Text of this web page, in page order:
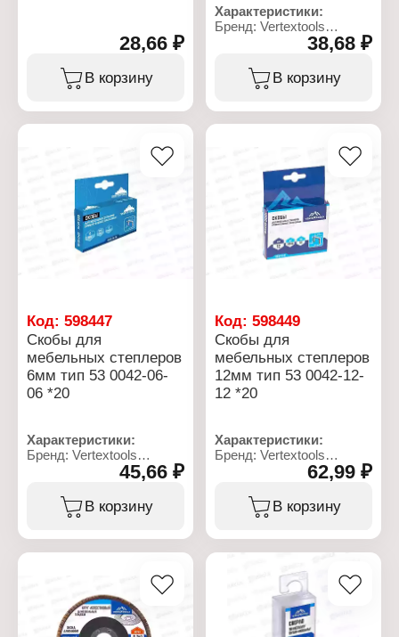
канцелярских и
строительных ножей
Количество сегментов: 7
сегментов
Длина: 105 мм
Конструкция: с
Количество: 10 шт
28,66 ₽
В корзину
Характеристики:
Бренд: Vertextools
Артикул: 0021-04
Тип товара: Маркер
Вариация: краска
Назначение:
Диаметр наконечника:
Основа чернил:
масляная
Длина корпуса: 144 мм
Длина наконечника: 20
38,68 ₽
В корзину
Код: 598447
Скобы для
мебельных степлеров
6мм тип 53 0042-06-
06 *20
Характеристики:
Бренд: Vertextools
Артикул: 0042-06-06
Тип товара: Скобы для
мебельных степлеров
Форма: прямоугольные
Длина: 11,3 мм
Ширина: 0,7 мм
Материал: сталь
45,66 ₽
В корзину
Код:598449
Скобы для
мебельных степлеров
12мм тип 53 0042-12-
12 *20
Характеристики:
Бренд: Vertextools
Артикул: 0042-12-12
Тип товара: Скобы для
мебельных степлеров
Форма: прямоугольные
Тип скоб: 53
Длина: 11,3 мм
Ширина: 0,7 мм
Материал: сталь
62,99 ₽
В корзину